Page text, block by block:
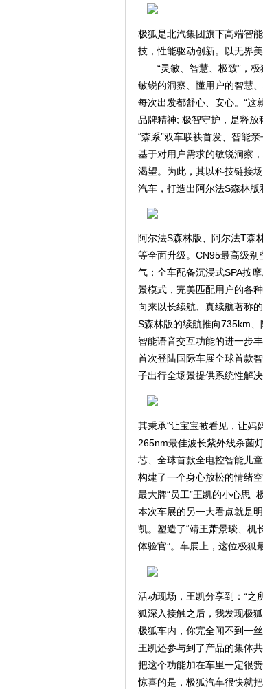
极狐是北汽集团旗下高端智
技，性能驱动创新。以无界
——“灵敏、智慧、极致”，极
敏锐的洞察、懂用户的智慧
每次出发都舒心、安心。“
品牌精神; 极智守护，是释放
“森系”双车联袂首发、智能
基于对用户需求的敏锐洞察
渴望。为此，其以科技链接
汽车，打造出阿尔法S森林版
阿尔法S森林版、阿尔法T森
等全面升级。CN95最高级
气；全车配备沉浸式SPA按
景模式，完美匹配用户的各种
向来以长续航、真续航著称
S森林版的续航推向735km
智能语音交互功能的进一步
首次登陆国际车展全球首款
子出行全场景提供系统性解
其秉承“让宝宝被看见，让妈
265nm最佳波长紫外线杀菌
芯、全球首款全电控智能儿
构建了一个身心放松的情绪
最大牌“员工”王凯的小心思
本次车展的另一大看点就是
凯。塑造了“靖王萧景琰、机
体验官”。车展上，这位极狐
活动现场，王凯分享到：“之
狐深入接触之后，我发现极
极狐车内，你完全闻不到一
王凯还参与到了产品的集体
把这个功能加在车里一定很
惊喜的是，极狐汽车很快就